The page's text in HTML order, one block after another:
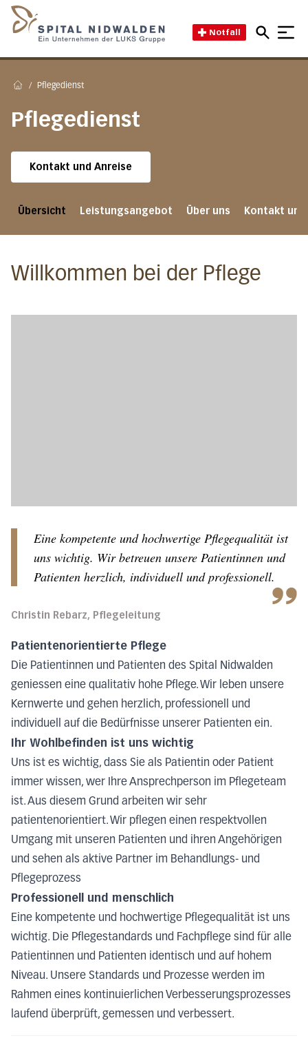
Notfall
/ Pflegedienst
Pflegedienst
Kontakt und Anreise
Übersicht Leistungsangebot Über uns Kontakt und
Willkommen bei der Pflege
Eine kompetente und hochwertige Pflegequalität ist
uns wichtig. Wir betreuen unsere Patientinnen und
Patienten herzlich, individuell und professionell.
Christin Rebarz, Pflegeleitung
Patientenorientierte Pflege
Die Patientinnen und Patienten des Spital Nidwalden
geniessen eine qualitativ hohe Pflege. Wir leben unsere
Kernwerte und gehen herzlich, professionell und
individuell auf die Bedürfnisse unserer Patienten ein.
Ihr Wohlbefinden ist uns wichtig
Uns ist es wichtig, dass Sie als Patientin oder Patient
immer wissen, wer Ihre Ansprechperson im Pflegeteam
ist. Aus diesem Grund arbeiten wir sehr
patientenorientiert. Wir pflegen einen respektvollen
Umgang mit unseren Patienten und ihren Angehörigen
und sehen als aktive Partner im Behandlungs- und
Pflegeprozess
Professionell und menschlich
Eine kompetente und hochwertige Pflegequalität ist uns
wichtig. Die Pflegestandards und Fachpflege sind für alle
Patientinnen und Patienten identisch und auf hohem
Niveau. Unsere Standards und Prozesse werden im
Rahmen eines kontinuierlichen Verbesserungsprozesses
laufend überprüft, gemessen und verbessert.